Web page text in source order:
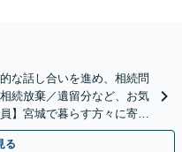
な話し合いを進め、相続問
続放棄／遺留分など、お気
】宮城で暮らす方々に寄り
あり】
る